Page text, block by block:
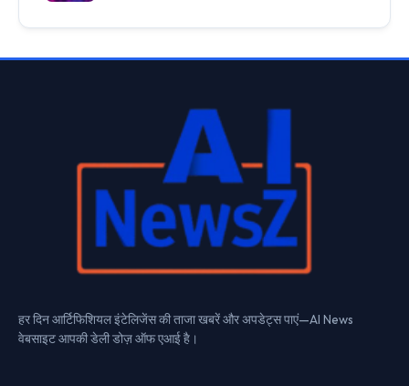
हर दिन आर्टिफिशियल इंटेलिजेंस की ताजा खबरें और अपडेट्स पाएं—AI News
वेबसाइट आपकी डेली डोज़ ऑफ एआई है।